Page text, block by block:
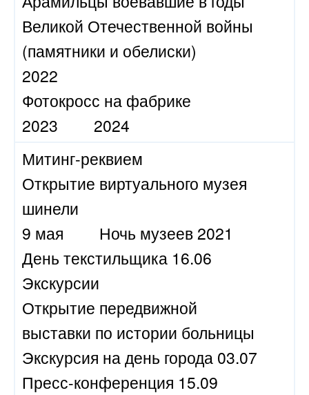
Великой Отечественной войны
(памятники и обелиски)
2022
Фотокросс на фабрике
2023
2024
Митинг-реквием
Открытие виртуального музея
шинели
9 мая
Ночь музеев 2021
День текстильщика 16.06
Экскурсии
Открытие передвижной
выставки по истории больницы
Экскурсия на день города 03.07
Пресс-конференция 15.09